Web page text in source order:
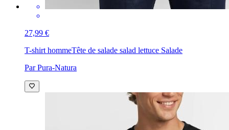
27,99 €
T-shirt hommeTête de salade salad lettuce Salade
Par Pura-Natura